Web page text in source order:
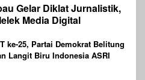
Gelar Diklat Jurnalistik,
Media Digital
ke-25, Partai Demokrat Belitung
Langit Biru Indonesia ASRI